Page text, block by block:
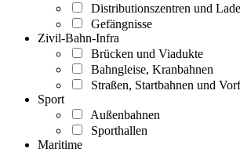
Distributionszentren und
Gefängnisse
Zivil-Bahn-Infra
Brücken und Viadukte
Bahngleise, Kranbahnen
Straßen, Startbahnen und
Sport
Außenbahnen
Sporthallen
Maritime